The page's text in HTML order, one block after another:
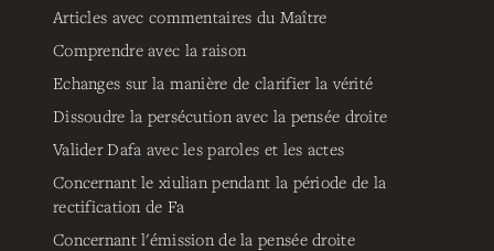
Articles avec commentaires du Maître
Comprendre avec la raison
Echanges sur la manière de clarifier la vérité
Dissoudre la persécution avec la pensée droite
Valider Dafa avec les paroles et les actes
Concernant le xiulian pendant la période de la
rectification de Fa
Concernant l'émission de la pensée droite